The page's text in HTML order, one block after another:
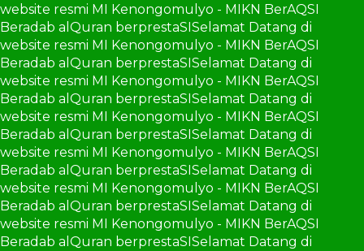
website resmi MI Kenongomulyo - MIKN BerAQSI
Beradab alQuran berprestaSISelamat Datang di
website resmi MI Kenongomulyo - MIKN BerAQSI
Beradab alQuran berprestaSISelamat Datang di
website resmi MI Kenongomulyo - MIKN BerAQSI
Beradab alQuran berprestaSISelamat Datang di
website resmi MI Kenongomulyo - MIKN BerAQSI
Beradab alQuran berprestaSISelamat Datang di
website resmi MI Kenongomulyo - MIKN BerAQSI
Beradab alQuran berprestaSISelamat Datang di
website resmi MI Kenongomulyo - MIKN BerAQSI
Beradab alQuran berprestaSISelamat Datang di
website resmi MI Kenongomulyo - MIKN BerAQSI
Beradab alQuran berprestaSISelamat Datang di